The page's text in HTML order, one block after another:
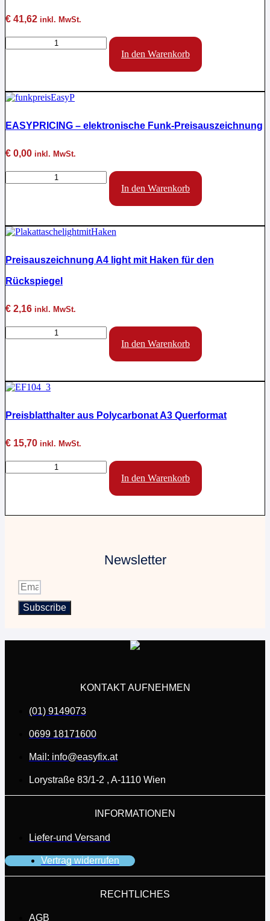
€ 41,62 inkl. MwSt.
Infodisplay
Wunschformaten
In den Warenkorb
EASYPRICING – elektronische Funk-Preisauszeichnung
€ 0,00 inkl. MwSt.
EASYPRICING
-
Menge
In den Warenkorb
Preisauszeichnung A4 light mit Haken für den
Rückspiegel
€ 2,16 inkl. MwSt.
Preisauszeichnung
A4
für
Menge
In den Warenkorb
Preisblatthalter aus Polycarbonat A3 Querformat
€ 15,70 inkl. MwSt.
Preisblatthalter
aus
In den Warenkorb
Newsletter
Subscribe
KONTAKT AUFNEHMEN
(01) 9149073
0699 18171600
Mail: info@easyfix.at
Lorystraße 83/1-2 , A-1110 Wien
INFORMATIONEN
Liefer-und Versand
Vertrag widerrufen
RECHTLICHES
AGB